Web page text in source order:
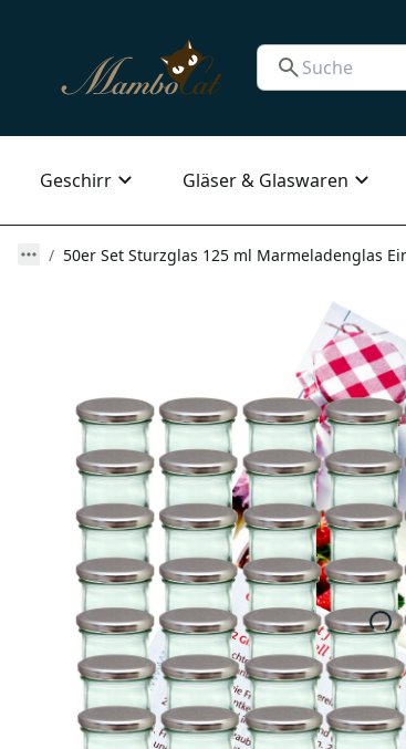
Geschirr Gläser & Glaswaren
50er Set Sturzglas 125 ml Marmeladenglas